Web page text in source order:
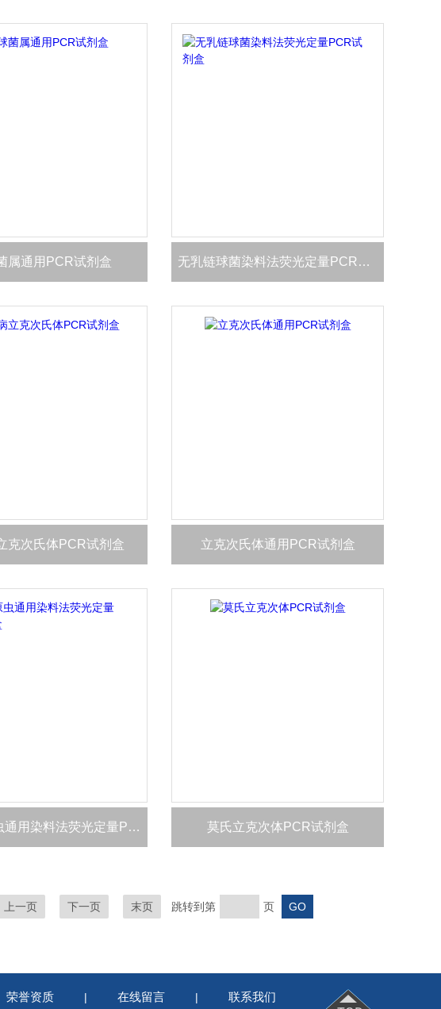
属通用PCR试剂盒 无乳链球菌染料法荧光定量PCR试剂盒
克次氏体PCR试剂盒 立克次氏体通用PCR试剂盒
利什曼原虫通用染料法荧光定量PCR试剂盒 莫氏立克次体PCR试剂盒
上一页 下一页 末页 跳转到第 页
荣誉资质 | 在线留言 | 联系我们